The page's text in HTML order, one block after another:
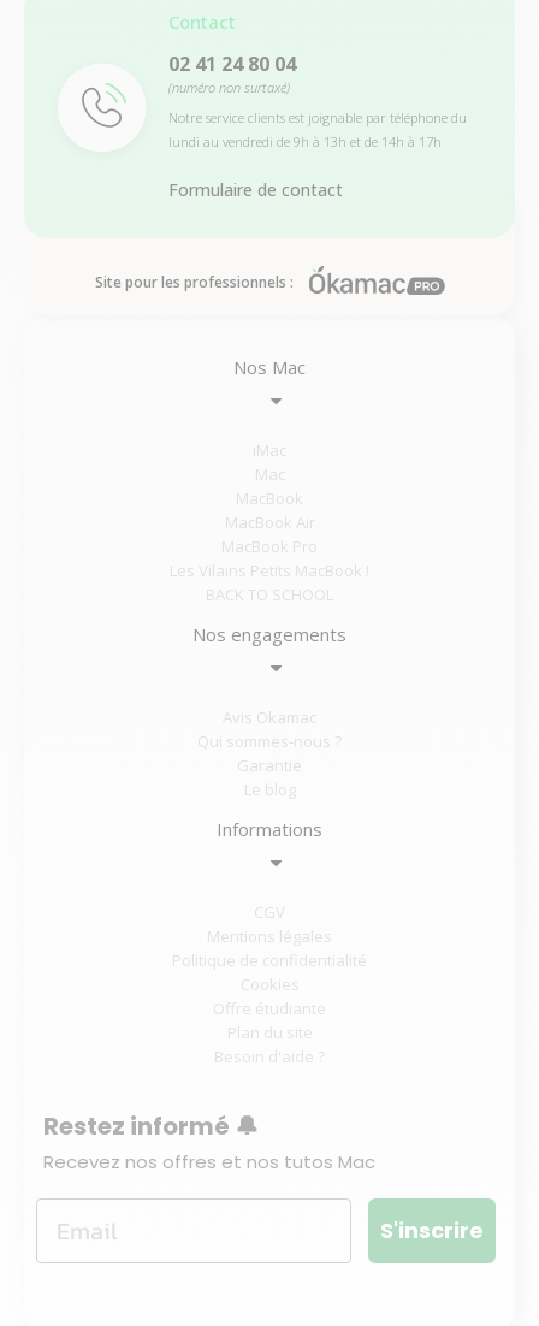
Contact
02 41 24 80 04
(numéro non surtaxé)
Notre service clients est joignable par téléphone du
lundi au vendredi de 9h à 13h et de 14h à 17h
Formulaire de contact
Site pour les professionnels :
Nos Mac
iMac
Mac
MacBook
MacBook Air
MacBook Pro
Les Vilains Petits MacBook !
BACK TO SCHOOL
Nos engagements
Avis Okamac
Qui sommes-nous ?
Garantie
Le blog
Informations
CGV
Mentions légales
Politique de confidentialité
Cookies
Offre étudiante
Plan du site
Besoin d'aide ?
Restez informé 🔔
Recevez nos offres et nos tutos Mac
S'inscrire